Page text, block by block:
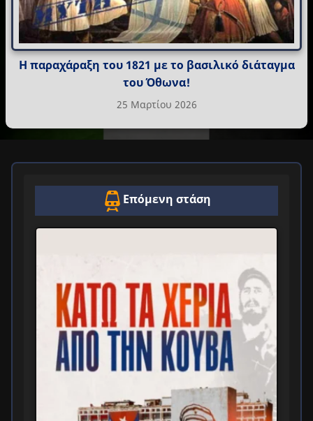
Η παραχάραξη του 1821 με το βασιλικό διάταγμα
του Όθωνα!
25 Μαρτίου 2026
Επόμενη στάση